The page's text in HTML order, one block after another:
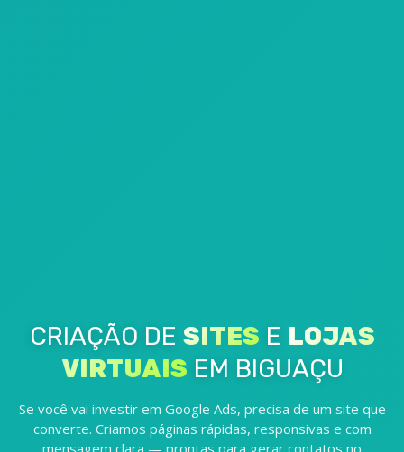
CRIAÇÃO DE SITES E LOJAS
VIRTUAIS EM BIGUAÇU
Se você vai investir em Google Ads, precisa de um site que
converte. Criamos páginas rápidas, responsivas e com
mensagem clara — prontas para gerar contatos no